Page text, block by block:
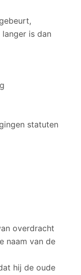
is dan
statuten
overdracht
naam van de
hij de oude